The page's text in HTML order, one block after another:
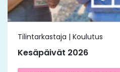
Tilintarkastaja | Koulutus
Kesäpäivät 2026